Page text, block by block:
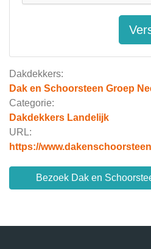
Dakdekkers:
Dak en Schoorsteen Groep
Categorie:
Dakdekkers Landelijk
URL:
https://
Bezoek Dak en